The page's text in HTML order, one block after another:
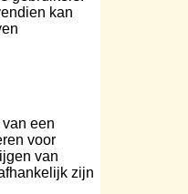
kan
een
voor
van
zijn